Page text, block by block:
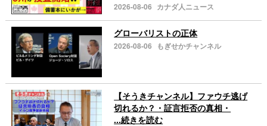
2026-08-06 カナダ人ニュース
グローバリストの正体
2026-08-06 もぎせかチャンネル
【そうきチャンネル】ファウチ逃げ
切れるか？・証言拒否の真相・
...続きを読む